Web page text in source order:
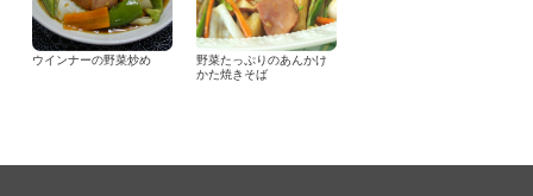
ウインナーの野菜炒め
野菜たっぷりのあんかけ
かた焼きそば